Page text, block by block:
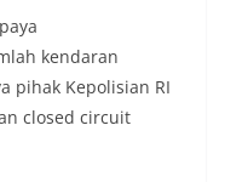
kendaran
pihak Kepolisian RI
closed circuit